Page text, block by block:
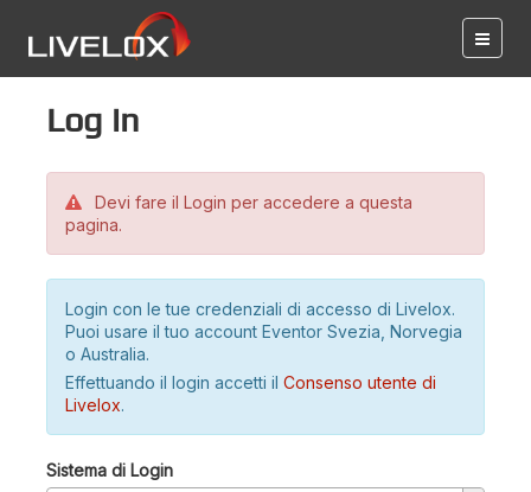
Log in
Devi fare il Login per accedere a questa
pagina.
Login con le tue credenziali di accesso di Livelox.
Puoi usare il tuo account Eventor Svezia, Norvegia
o Australia.
Effettuando il login accetti il Consenso utente di
Livelox.
Sistema di Login